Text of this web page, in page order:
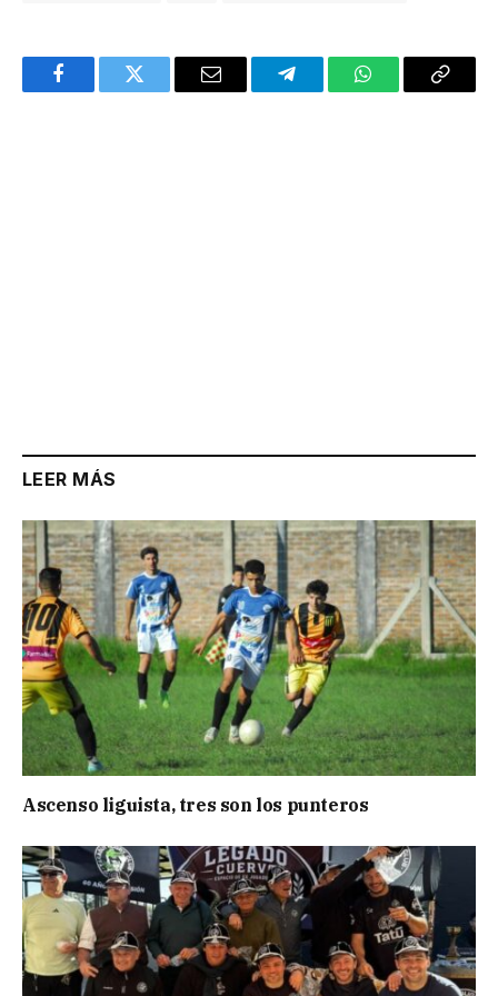
FacebookTwitter Email TelegramWhatsAppCopy
LEER MÁS
Ascenso liguista, tres son los punteros